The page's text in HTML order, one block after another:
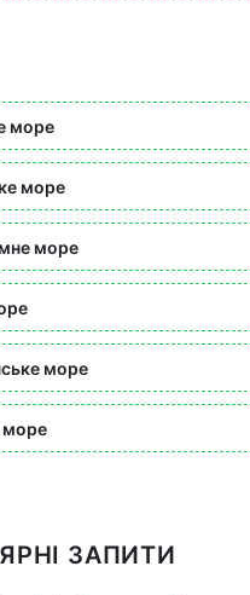
море
море
море
море
море
ЗАПИТИ